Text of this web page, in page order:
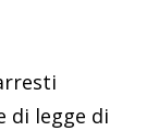
di legge di